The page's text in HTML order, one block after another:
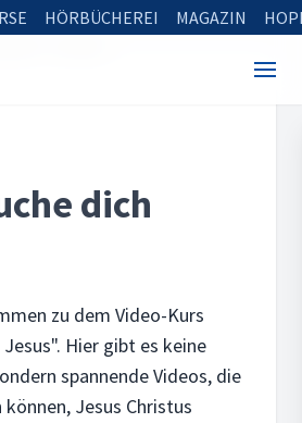
HÖRBÜCHEREI MAGAZIN
dich
zu dem Video-Kurs
Hier gibt es keine
spannende Videos, die
Jesus Christus